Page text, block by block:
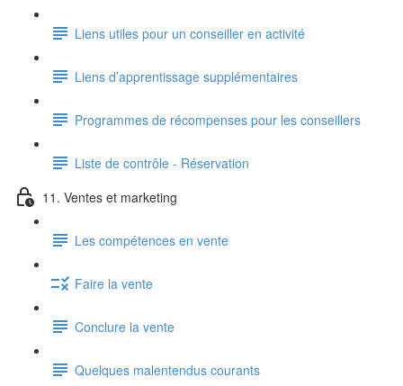
Liens utiles pour un conseiller en activité
Liens d’apprentissage supplémentaires
Programmes de récompenses pour les conseillers
Liste de contrôle - Réservation
11. Ventes et marketing
Les compétences en vente
Faire la vente
Conclure la vente
Quelques malentendus courants